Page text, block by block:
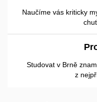
Naučíme vás kriticky
Studovat v Brně
z